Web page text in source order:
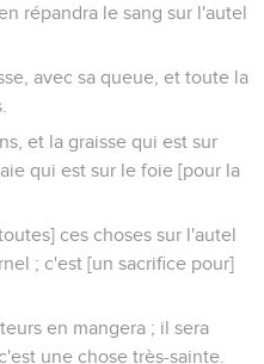
répandra le sang sur l'autel
avec sa queue, et toute la
et la graisse qui est sur
qui est sur le foie [pour la
ces choses sur l'autel
; c'est [un sacrifice pour]
en mangera ; il sera
une chose très-sainte.